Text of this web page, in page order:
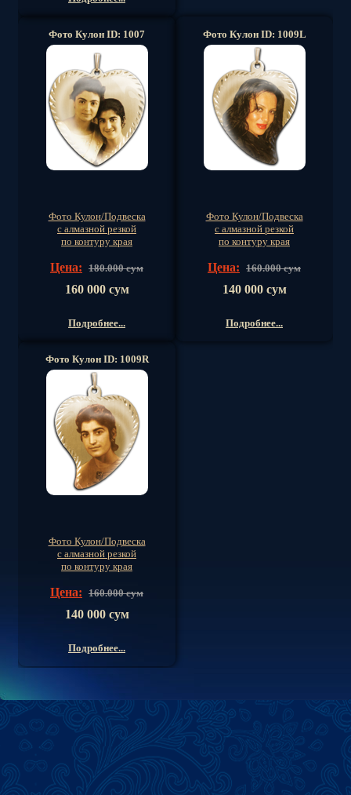
Фото Кулон ID: 1007
Фото Кулон/Подвеска
с алмазной резкой
по контуру края
Цена: 180.000 сум
160 000 сум
Подробнее...
Фото Кулон ID: 1009L
Фото Кулон/Подвеска
с алмазной резкой
по контуру края
Цена: 160.000 сум
140 000 сум
Подробнее...
Фото Кулон ID: 1009R
Фото Кулон/Подвеска
с алмазной резкой
по контуру края
Цена: 160.000 сум
140 000 сум
Подробнее...